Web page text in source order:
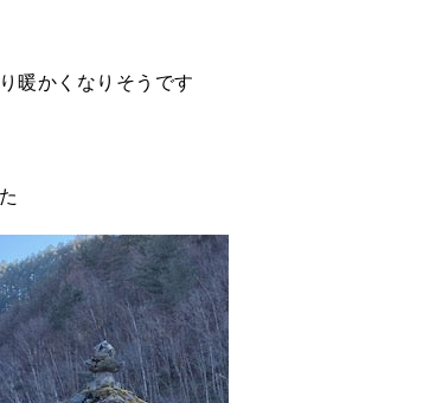
暖かくなりそうです